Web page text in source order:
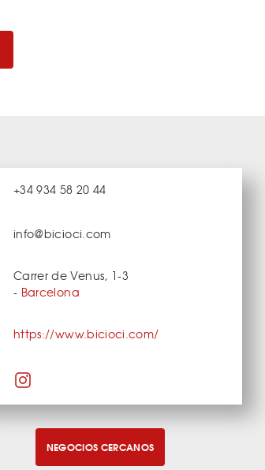
+34 934 58 20 44
info@bicioci.com
Carrer de Venus, 1-3
- Barcelona
https://www.bicioci.com/
NEGOCIOS CERCANOS